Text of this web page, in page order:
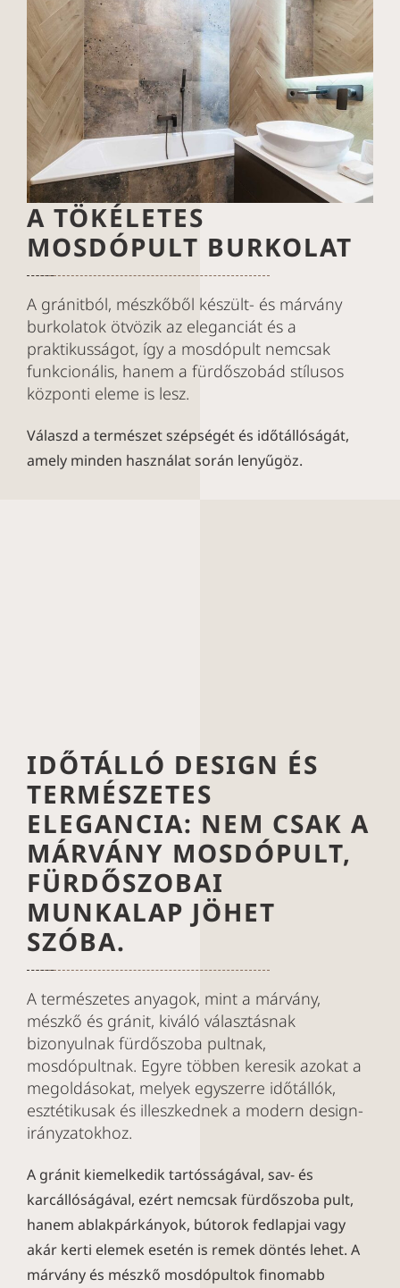
A TÖKÉLETES
MOSDÓPULT BURKOLAT
A gránitból, mészkőből készült- és márvány
burkolatok ötvözik az eleganciát és a
praktikusságot, így a mosdópult nemcsak
funkcionális, hanem a fürdőszobád stílusos
központi eleme is lesz.
Válaszd a természet szépségét és időtállóságát,
amely minden használat során lenyűgöz.
IDŐTÁLLÓ DESIGN ÉS
TERMÉSZETES
ELEGANCIA: NEM CSAK A
MÁRVÁNY MOSDÓPULT,
FÜRDŐSZOBAI
MUNKALAP JÖHET
SZÓBA.
A természetes anyagok, mint a márvány,
mészkő és gránit, kiváló választásnak
bizonyulnak fürdőszoba pultnak,
mosdópultnak. Egyre többen keresik azokat a
megoldásokat, melyek egyszerre időtállók,
esztétikusak és illeszkednek a modern design-
irányzatokhoz.
A gránit kiemelkedik tartósságával, sav- és
karcállóságával, ezért nemcsak fürdőszoba pult,
hanem ablakpárkányok, bútorok fedlapjai vagy
akár kerti elemek esetén is remek döntés lehet. A
márvány és mészkő mosdópultok finomabb